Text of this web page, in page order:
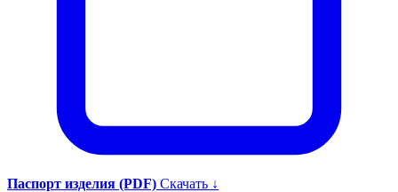
Паспорт изделия (PDF) Скачать ↓